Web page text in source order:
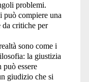
problemi.
compiere una
da critiche per
sono come i
la giustizia
essere
giudizio che si